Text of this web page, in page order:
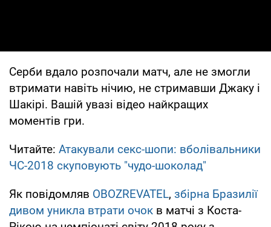
Серби вдало розпочали матч, але не змогли
втримати навіть нічию, не стримавши Джаку і
Шакірі. Вашій увазі відео найкращих
моментів гри.
Читайте: Атакували секс-шопи: вболівальники
ЧС-2018 скуповують "чудо-шоколад"
Як повідомляв OBOZREVATEL, збірна Бразилії
дивом уникла втрати очок в матчі з Коста-